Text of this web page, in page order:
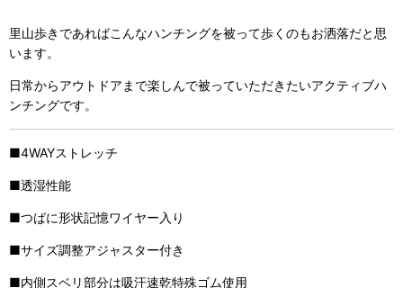
里山歩きであればこんなハンチングを被って歩くのもお洒落だと思
います。
日常からアウトドアまで楽しんで被っていただきたいアクティブハ
ンチングです。
■4WAYストレッチ
■透湿性能
■つばに形状記憶ワイヤー入り
■サイズ調整アジャスター付き
■内側スベリ部分は吸汗速乾特殊ゴム使用